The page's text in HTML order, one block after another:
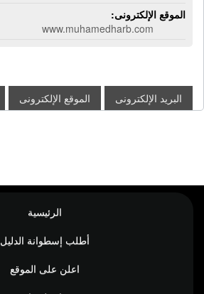
الموقع الإلكترونى:
www.muhamedharb.com
البريد الإلكترونى الموقع الإلكترونى
الرئيسية
أطلب إسطوانة الدليل
اعلن على الموقع